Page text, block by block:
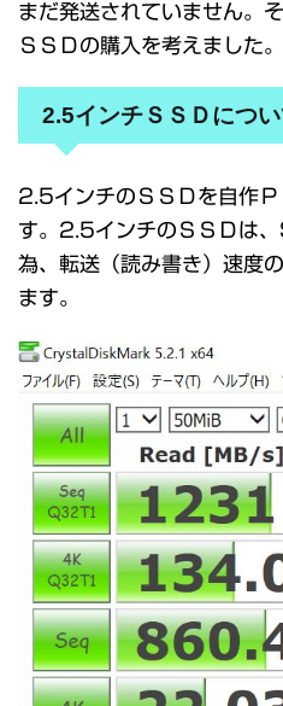
まだ発送されていません。
ＳＳＤの購入を考えました。
2.5インチＳＳＤにつ
2.5インチのＳＳＤを自作
す。2.5インチのＳＳＤは
為、転送（読み書き）速度
ます。